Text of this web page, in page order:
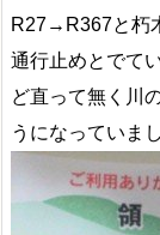
R27→R367と朽
通行止めとでて
ど直って無く川
うになっていまし